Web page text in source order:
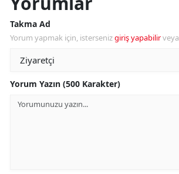
Takma Ad
Yorum yapmak için, istersenizgiriş yapabilirveya
Yorum Yazın (500 Karakter)